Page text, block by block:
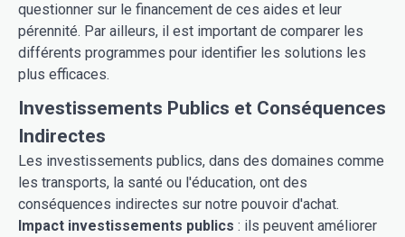
questionner sur le financement de ces aides et leur
pérennité. Par ailleurs, il est important de comparer les
différents programmes pour identifier les solutions les
plus efficaces.
Investissements Publics et Conséquences
Indirectes
Les investissements publics, dans des domaines comme
les transports, la santé ou l'éducation, ont des
conséquences indirectes sur notre pouvoir d'achat.
Impact investissements publics : ils peuvent améliorer